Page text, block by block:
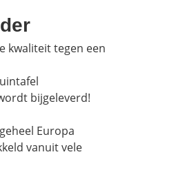
kwaliteit tegen een
bijgeleverd!
Europa
vanuit vele